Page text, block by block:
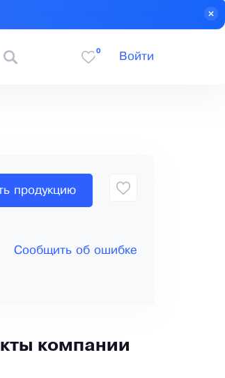
0
Войти
продукцию
Сообщить об ошибке
компании